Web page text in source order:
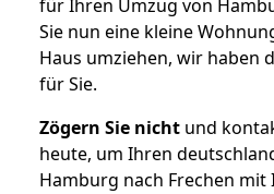
für Ihren Umzug von
Sie nun eine kleine
Haus umziehen, wir haben
für Sie.
Zögern Sie nicht und
heute, um Ihren
Hamburg nach Frechen mit